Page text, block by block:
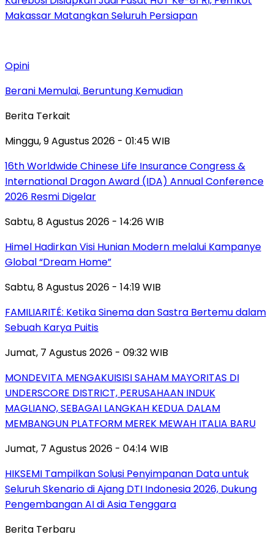
Makassar Matangkan Seluruh Persiapan
Opini
Berani Memulai, Beruntung Kemudian
Berita Terkait
Minggu, 9 Agustus 2026 - 01:45 WIB
16th Worldwide Chinese Life Insurance Congress &
International Dragon Award (IDA) Annual Conference
2026 Resmi Digelar
Sabtu, 8 Agustus 2026 - 14:26 WIB
Himel Hadirkan Visi Hunian Modern melalui Kampanye
Global “Dream Home”
Sabtu, 8 Agustus 2026 - 14:19 WIB
FAMILIARITÉ: Ketika Sinema dan Sastra Bertemu dalam
Sebuah Karya Puitis
Jumat, 7 Agustus 2026 - 09:32 WIB
MONDEVITA MENGAKUISISI SAHAM MAYORITAS DI
UNDERSCORE DISTRICT, PERUSAHAAN INDUK
MAGLIANO, SEBAGAI LANGKAH KEDUA DALAM
MEMBANGUN PLATFORM MEREK MEWAH ITALIA BARU
Jumat, 7 Agustus 2026 - 04:14 WIB
HIKSEMI Tampilkan Solusi Penyimpanan Data untuk
Seluruh Skenario di Ajang DTI Indonesia 2026, Dukung
Pengembangan AI di Asia Tenggara
Berita Terbaru